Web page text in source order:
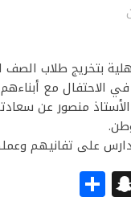
الاحتفال مع
منصور عن
على تفانيهم
Snapchat